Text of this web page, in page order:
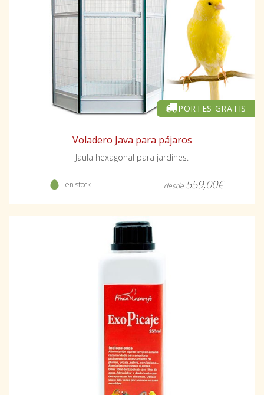
PORTES GRATIS
Voladero Java para pájaros
Jaula hexagonal para jardines.
- en stock desde 559,00€